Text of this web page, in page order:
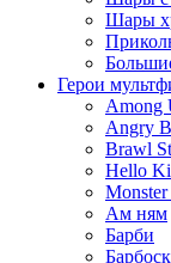
Шары
Герои
Among
Angry
Brawl
Hello
Ам ням
Барби